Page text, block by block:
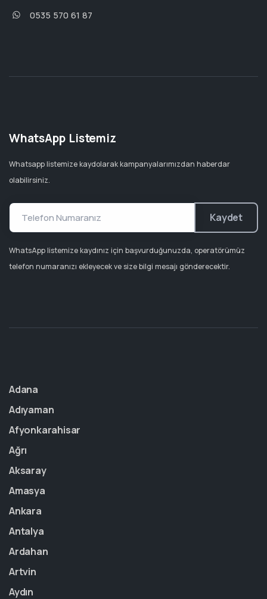
0535 570 61 87
WhatsApp Listemiz
Whatsapp listemize kaydolarak kampanyalarımızdan haberdar
olabilirsiniz.
Kaydet
WhatsApp listemize kaydınız için başvurduğunuzda, operatörümüz
telefon numaranızı ekleyecek ve size bilgi mesajı gönderecektir.
Adana
Adıyaman
Afyonkarahisar
Ağrı
Aksaray
Amasya
Ankara
Antalya
Ardahan
Artvin
Aydın